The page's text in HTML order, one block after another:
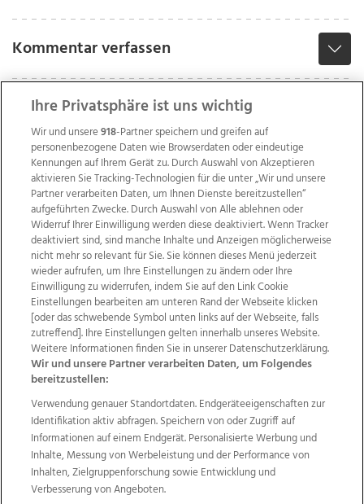
Kommentar verfassen
Wir über uns Mediadaten Kontakt
Jobs
Datenschutz
Impressum
AGB Anzeigekunden
AGB Website
Ehrenkodex Politische Werbung
Weitere Angebote des Medienhauses Wimmer
TV1 di-mog-i.at OÖNow
Ischler Woche
Life Radio
OÖNachrichten
OÖN Immobilien
OÖN Karriere
OÖN Reise
Promenaden Galerien
Regionaljobs
wasistlos.at wirtrauern.at
Ihre Privatsphäre ist uns wichtig
Wir und unsere918-Partner speichern und greifen auf
personenbezogene Daten wie Browserdaten oder eindeutige
Kennungen auf Ihrem Gerät zu. Durch Auswahl von Akzeptieren
aktivieren Sie Tracking-Technologien für die unter „Wir und unsere
Partner verarbeiten Daten, um Ihnen Dienste bereitzustellen“
aufgeführten Zwecke. Durch Auswahl von Alle ablehnen oder
Widerruf Ihrer Einwilligung werden diese deaktiviert. Wenn Tracker
deaktiviert sind, sind manche Inhalte und Anzeigen möglicherweise
nicht mehr so relevant für Sie. Sie können dieses Menü jederzeit
wieder aufrufen, um Ihre Einstellungen zu ändern oder Ihre
Einwilligung zu widerrufen, indem Sie auf den Link Cookie
Einstellungen bearbeiten am unteren Rand der Webseite klicken
[oder das schwebende Symbol unten links auf der Webseite, falls
zutreffend]. Ihre Einstellungen gelten innerhalb unseres Website.
Weitere Informationen finden Sie in unserer Datenschutzerklärung.
Wir und unsere Partner verarbeiten Daten, um Folgendes
bereitzustellen:
Verwendung genauer Standortdaten. Endgeräteeigenschaften zur
Identifikation aktiv abfragen. Speichern von oder Zugriff auf
Informationen auf einem Endgerät. Personalisierte Werbung und
Inhalte, Messung von Werbeleistung und der Performance von
Inhalten, Zielgruppenforschung sowie Entwicklung und
Verbesserung von Angeboten.